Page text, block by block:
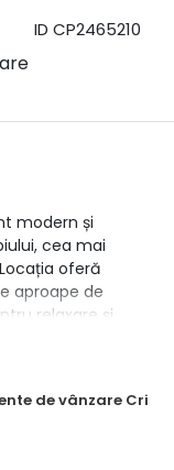
ID CP2465210
de vânzare
modern și
cea mai
oferă
aproape de
relaxare și